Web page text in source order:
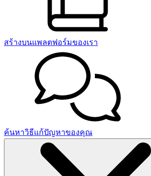
สร้างบนแพลตฟอร์มของเรา
ค้นหาวิธีแก้ปัญหาของคุณ